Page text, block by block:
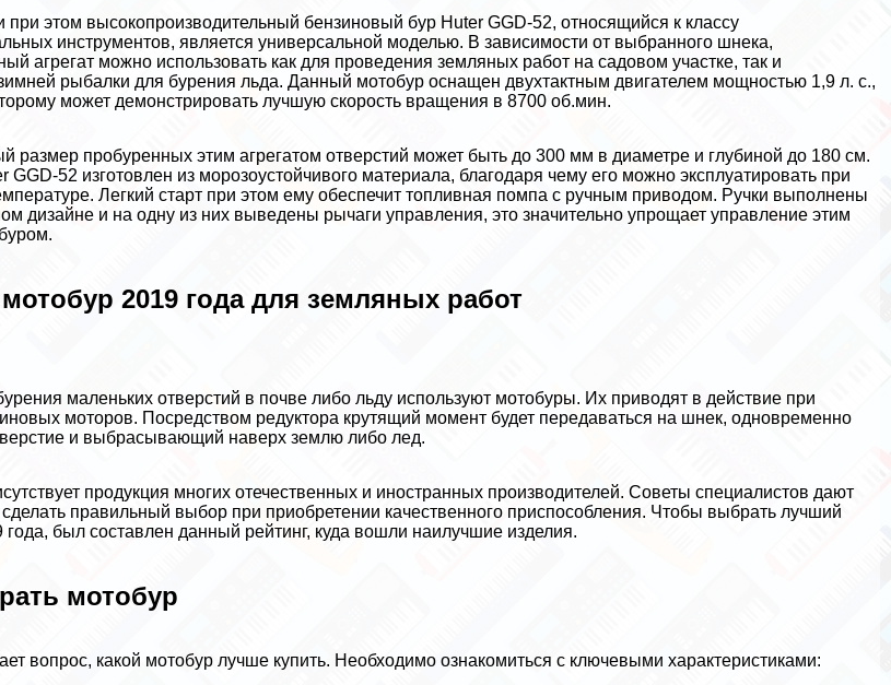
при этом высокопроизводительный бензиновый бур Huter GGD-52, относящийся к классу
инструментов, является универсальной моделью. В зависимости от выбранного шнека,
агрегат можно использовать как для проведения земляных работ на садовом участке, так и
рыбалки для бурения льда. Данный мотобур оснащен двухтактным двигателем мощностью 1,9 л. с.,
может демонстрировать лучшую скорость вращения в 8700 об.мин.
размер пробуренных этим агрегатом отверстий может быть до 300 мм в диаметре и глубиной до 180 см.
GGD-52 изготовлен из морозоустойчивого материала, благодаря чему его можно эксплуатировать при
Легкий старт при этом ему обеспечит топливная помпа с ручным приводом. Ручки выполнены
дизайне и на одну из них выведены рычаги управления, это значительно упрощает управление этим
2019 года для земляных работ
маленьких отверстий в почве либо льду используют мотобуры. Их приводят в действие при
моторов. Посредством редуктора крутящий момент будет передаваться на шнек, одновременно
и выбрасывающий наверх землю либо лед.
продукция многих отечественных и иностранных производителей. Советы специалистов дают
правильный выбор при приобретении качественного приспособления. Чтобы выбрать лучший
года, был составлен данный рейтинг, куда вошли наилучшие изделия.
мотобур
вопрос, какой мотобур лучше купить. Необходимо ознакомиться с ключевыми хаpaктеристиками: